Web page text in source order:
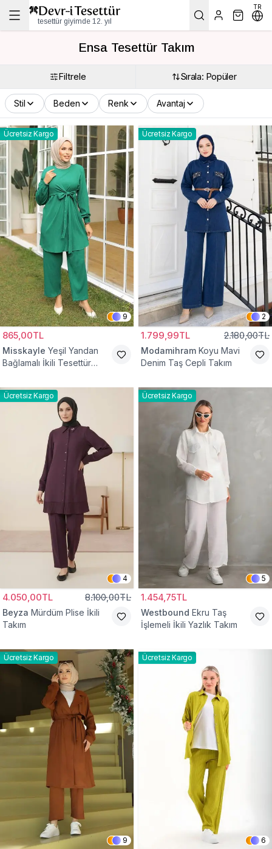
tesettür giyimde 12. yıl
TR
Ensa Tesettür Takım
Filtrele Sırala: Popüler
Stil Beden Renk Avantaj
Ücretsiz Kargo
9
865,00TL
Misskayle Yeşil Yandan
Bağlamalı İkili Tesettür
Ücretsiz Kargo
2
1.799,99TL 2.180,00TL
Modamihram Koyu Mavi
Denim Taş Cepli Takım
Ücretsiz Kargo
4
4.050,00TL 8.100,00TL
Beyza Mürdüm Plise İkili
Takım
Ücretsiz Kargo
5
1.454,75TL
Westbound Ekru Taş
İşlemeli İkili Yazlık Takım
Ücretsiz Kargo
9
Ücretsiz Kargo
6